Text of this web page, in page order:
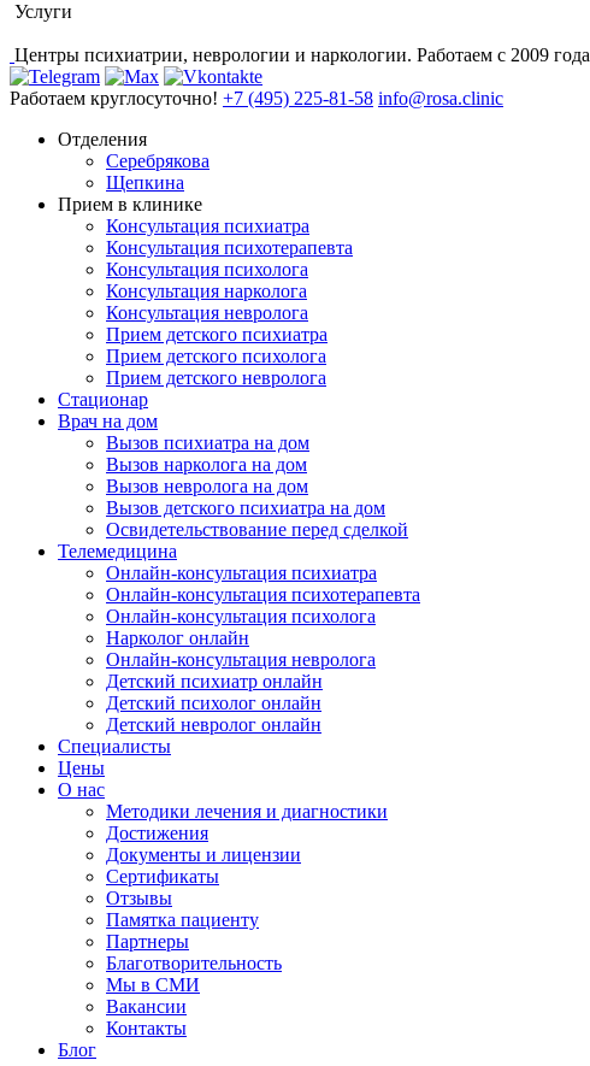
Услуги
Центры психиатрии, неврологии и наркологии. Работаем с 2009 года
Работаем круглосуточно! +7 (495) 225-81-58 info@rosa.clinic
Отделения
Серебрякова
Щепкина
Прием в клинике
Консультация психиатра
Консультация психотерапевта
Консультация психолога
Консультация нарколога
Консультация невролога
Прием детского психиатра
Прием детского психолога
Прием детского невролога
Стационар
Врач на дом
Вызов психиатра на дом
Вызов нарколога на дом
Вызов невролога на дом
Вызов детского психиатра на дом
Освидетельствование перед сделкой
Телемедицина
Онлайн-консультация психиатра
Онлайн-консультация психотерапевта
Онлайн-консультация психолога
Нарколог онлайн
Онлайн-консультация невролога
Детский психиатр онлайн
Детский психолог онлайн
Детский невролог онлайн
Специалисты
Цены
О нас
Методики лечения и диагностики
Достижения
Документы и лицензии
Сертификаты
Отзывы
Памятка пациенту
Партнеры
Благотворительность
Мы в СМИ
Вакансии
Контакты
Блог